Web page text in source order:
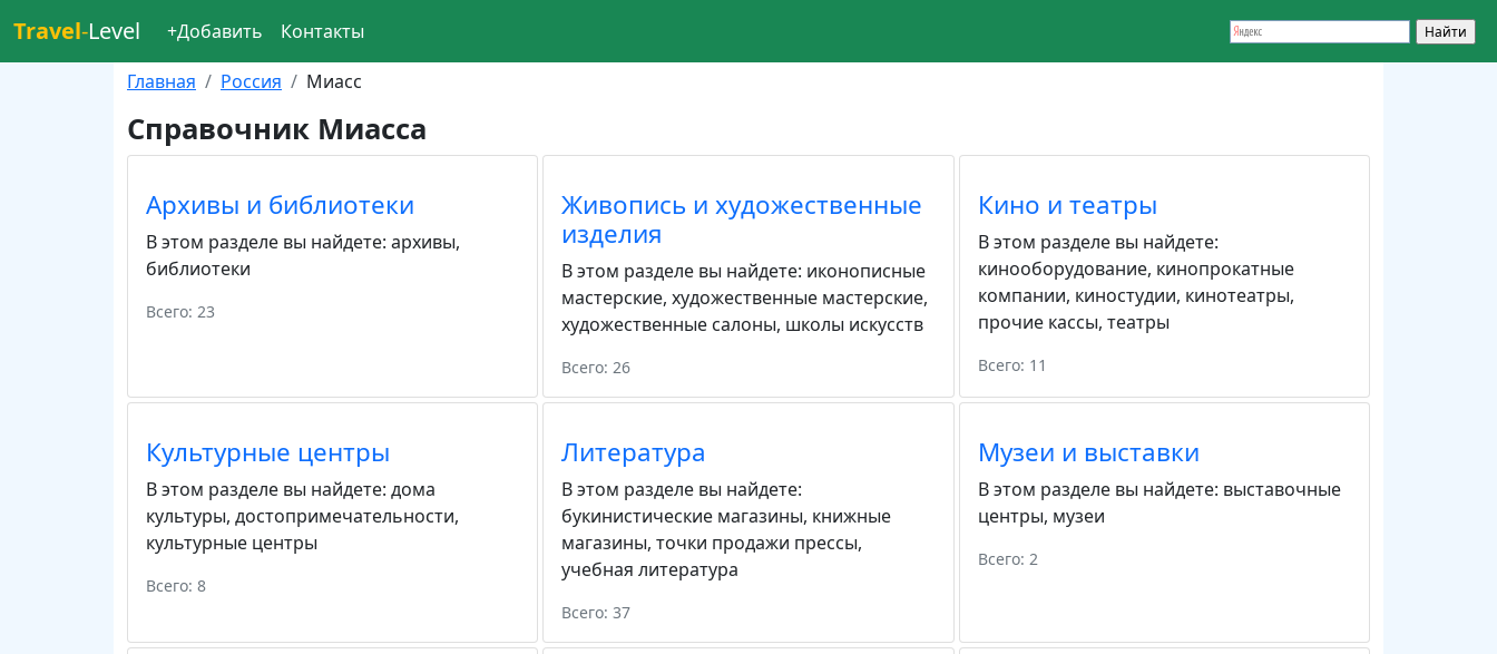
Travel-Level +Добавить Контакты
Главная Россия Миасс
Справочник Миасса
Архивы и библиотеки
В этом разделе вы найдете: архивы,
библиотеки
Всего: 23
Живопись и художественные
изделия
В этом разделе вы найдете: иконописные
мастерские,художественные мастерские,
художественные салоны, школы искусств
Всего: 26
Кино и театры
В этом разделе вы найдете:
кинооборудование, кинопрокатные
компании, киностудии, кинотеатры,
прочие кассы, театры
Всего: 11
Культурные центры
В этом разделе вы найдете: дома
культуры, достопримечательности,
культурные центры
Всего: 8
Литература
В этом разделе вы найдете:
букинистические магазины, книжные
магазины,точки продажи прессы,
учебная литература
Всего: 37
Музеи и выставки
В этом разделе вы найдете: выставочные
центры, музеи
Всего: 2